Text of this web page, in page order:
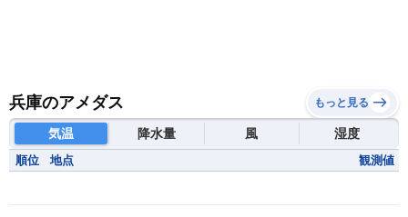
兵庫のアメダス もっと見る
気温 降水量 風 湿度
順位 地点 観測値